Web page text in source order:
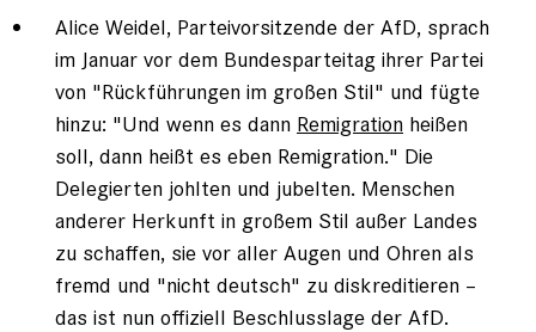
Alice Weidel, Parteivorsitzende der AfD, sprach
im Januar vor dem Bundesparteitag ihrer Partei
von "Rückführungen im großen Stil" und fügte
hinzu: "Und wenn es dann Remigration heißen
soll, dann heißt es eben Remigration." Die
Delegierten johlten und jubelten. Menschen
anderer Herkunft in großem Stil außer Landes
zu schaffen, sie vor aller Augen und Ohren als
fremd und "nicht deutsch" zu diskreditieren –
das ist nun offiziell Beschlusslage der AfD.